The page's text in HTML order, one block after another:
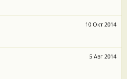
10 Окт 2014
5 Авг 2014